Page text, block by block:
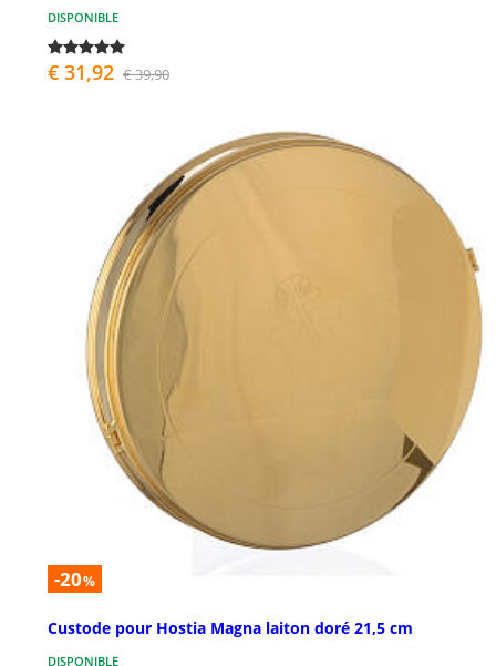
DISPONIBLE
€ 31,92 € 39,90
-20%
Custode pour Hostia Magna laiton doré 21,5 cm
DISPONIBLE